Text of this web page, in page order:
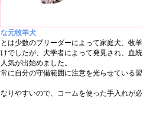
元牧羊犬
は少数のブリーダーによって家庭犬、牧羊
でしたが、犬学者によって発見され、血統
気が出始めました。
に自分の守備範囲に注意を光らせている習
りやすいので、コームを使った手入れが必